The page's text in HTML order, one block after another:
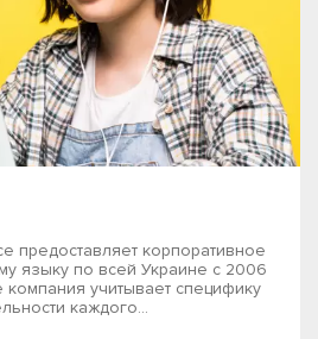
предоставляет корпоративное
языку по всей Украине с 2006
компания учитывает специфику
каждого...